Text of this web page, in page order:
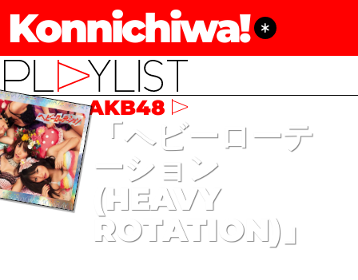
Konnichiwa!
AKB48
「ヘビーローテ
ーション
(HEAVY
ROTATION)」